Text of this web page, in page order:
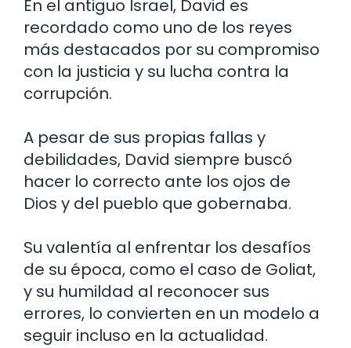
En el antiguo Israel, David es
recordado como uno de los reyes
más destacados por su compromiso
con la justicia y su lucha contra la
corrupción.
A pesar de sus propias fallas y
debilidades, David siempre buscó
hacer lo correcto ante los ojos de
Dios y del pueblo que gobernaba.
Su valentía al enfrentar los desafíos
de su época, como el caso de Goliat,
y su humildad al reconocer sus
errores, lo convierten en un modelo a
seguir incluso en la actualidad.